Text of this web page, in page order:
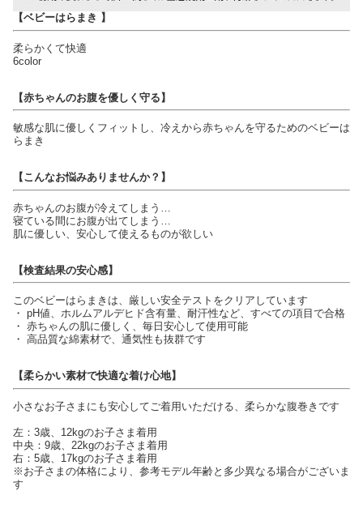
【ベビーはらまき 】
柔らかくて快適
6color
【赤ちゃんのお腹を優しく守る】
敏感な肌に優しくフィットし、冷えから赤ちゃんを守るためのベビーは
らまき
【こんなお悩みありませんか？】
赤ちゃんのお腹が冷えてしまう…
寝ている間にお腹が出てしまう…
肌に優しい、安心して使えるものが欲しい
【検査結果の安心感】
このベビーはらまきは、厳しい安全テストをクリアしています
・ pH値、ホルムアルデヒド含有量、耐汗性など、すべての項目で合格
・ 赤ちゃんの肌に優しく、毎日安心して使用可能
・ 高品質な綿素材で、通気性も抜群です
【柔らかい素材で快適な着け心地】
小さなお子さまにも安心してご着用いただける、柔らかな腹巻きです
左：3歳、12kgのお子さま着用
中央：9歳、22kgのお子さま着用
右：5歳、17kgのお子さま着用
※お子さまの体格により、参考モデル年齢と多少異なる場合がございま
す